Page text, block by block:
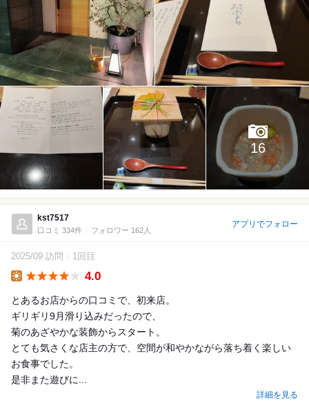
16
kst7517
口コミ 334件 フォロワー 162人
アプリでフォロー
2025/09 訪問 1回目
4.0
とあるお店からの口コミで、初来店。
ギリギリ9月滑り込みだったので、
菊のあざやかな装飾からスタート。
とても気さくな店主の方で、空間が和やかながら落ち着く楽しい
お食事でした。
是非また遊びに...
詳細を見る